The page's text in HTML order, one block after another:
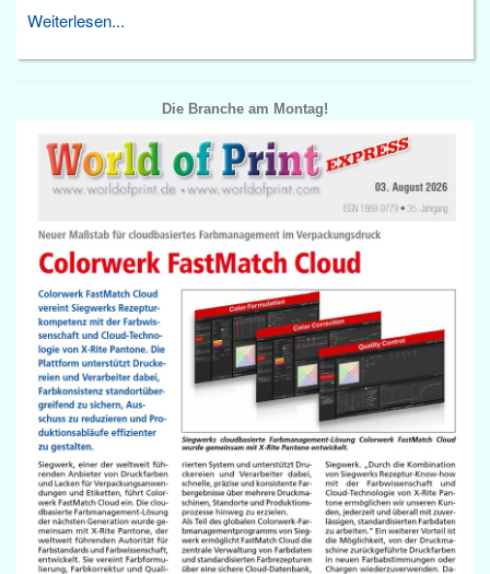
Weiterlesen...
Die Branche am Montag!